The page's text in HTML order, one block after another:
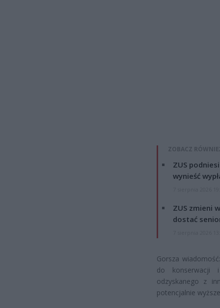
ZOBACZ
ZUS
wynieść
ZUS zmieni
dostać
Gorsza
do konserwacji i
odzyskanego z
potencjalnie